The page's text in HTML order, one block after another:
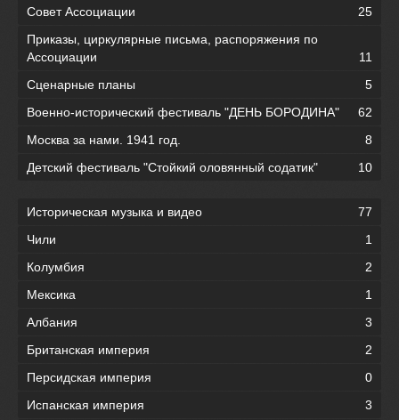
Совет Ассоциации
25
Приказы, циркулярные письма, распоряжения по
Ассоциации
11
Сценарные планы
5
Военно-исторический фестиваль "ДЕНЬ БОРОДИНА"
62
Москва за нами. 1941 год.
8
Детский фестиваль "Стойкий оловянный содатик"
10
Историческая музыка и видео
77
Чили
1
Колумбия
2
Мексика
1
Албания
3
Британская империя
2
Персидская империя
0
Испанская империя
3